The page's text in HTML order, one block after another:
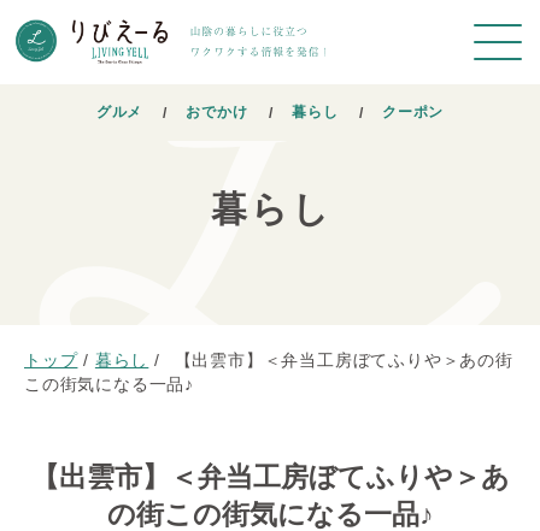
グルメ おでかけ 暮らし クーポン
暮らし
トップ / 暮らし /
【出雲市】＜弁当工房ぼてふりや＞あの街
この街気になる一品♪
【出雲市】＜弁当工房ぼてふりや＞あ
の街この街気になる一品♪